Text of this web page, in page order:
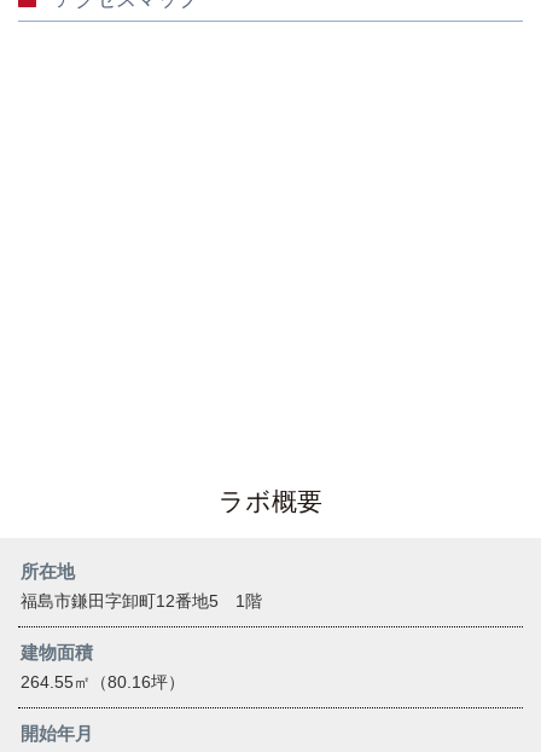
ラボ概要
所在地
福島市鎌田字卸町12番地5 1階
建物面積
264.55㎡（80.16坪）
開始年月